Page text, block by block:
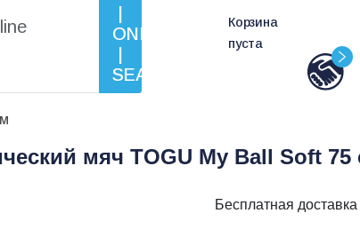
Корзина
пуста
мяч TOGU My Ball Soft 75
Бесплатная